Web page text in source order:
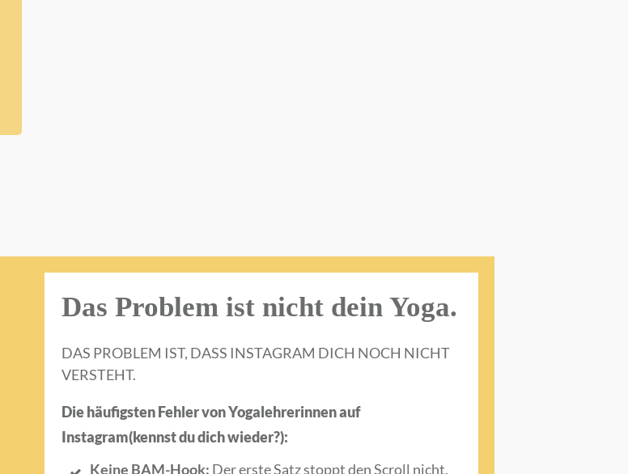
Das Problem ist nicht dein Yoga.
DAS PROBLEM IST, DASS INSTAGRAM DICH NOCH NICHT
VERSTEHT.
Die häufigsten Fehler von Yogalehrerinnen auf
Instagram(kennst du dich wieder?):
Keine BAM-Hook: Der erste Satz stoppt den Scroll nicht.